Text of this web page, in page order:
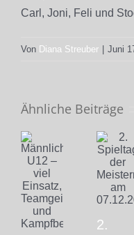
Carl, Joni, Feli und
Von Diana Streuber Juni
Ähnliche Beiträge
2.